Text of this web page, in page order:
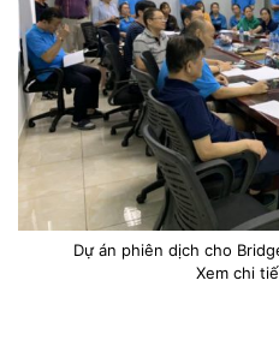
Dự án phiên dịch cho
Xem chi